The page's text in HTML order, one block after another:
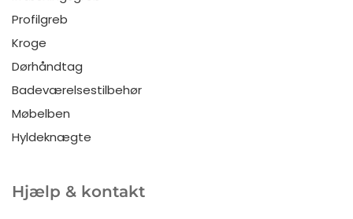
Profilgreb
Kroge
Dørhåndtag
Badeværelsestilbehør
Møbelben
Hyldeknægte
Hjælp & kontakt